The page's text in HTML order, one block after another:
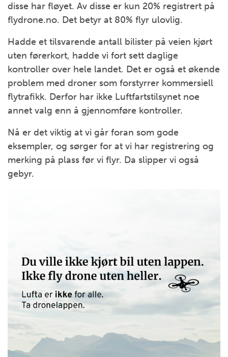
disse har fløyet. Av disse er kun 20% registrert på
flydrone.no. Det betyr at 80% flyr ulovlig.
Hadde et tilsvarende antall bilister på veien kjørt
uten førerkort, hadde vi fort sett daglige
kontroller over hele landet. Det er også et økende
problem med droner som forstyrrer kommersiell
flytrafikk. Derfor har ikke Luftfartstilsynet noe
annet valg enn å gjennomføre kontroller.
Nå er det viktig at vi går foran som gode
eksempler, og sørger for at vi har registrering og
merking på plass før vi flyr. Da slipper vi også
gebyr.